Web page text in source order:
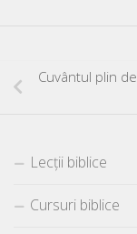
Cuvântul plin
Lecții biblice
Cursuri biblice